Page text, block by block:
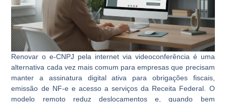
Renovar o e-CNPJ pela internet via videoconferência é uma
alternativa cada vez mais comum para empresas que precisam
manter a assinatura digital ativa para obrigações fiscais,
emissão de NF-e e acesso a serviços da Receita Federal. O
modelo remoto reduz deslocamentos e, quando bem